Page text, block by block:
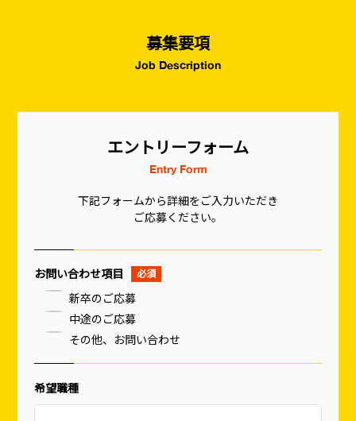
募集要項
Job Description
エントリーフォーム
Entry Form
下記フォームから詳細をご入力いただき
ご応募ください。
お問い合わせ項目
新卒のご応募
中途のご応募
その他、お問い合わせ
希望職種